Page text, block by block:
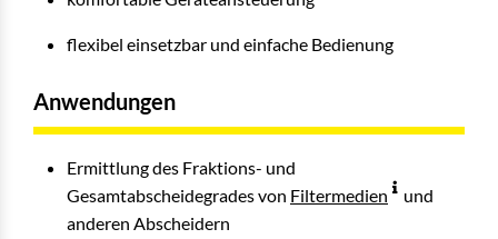
flexibel einsetzbar und einfache Bedienung
Anwendungen
Ermittlung des Fraktions- und
Gesamtabscheidegrades von Filtermedien
und
anderen Abscheidern